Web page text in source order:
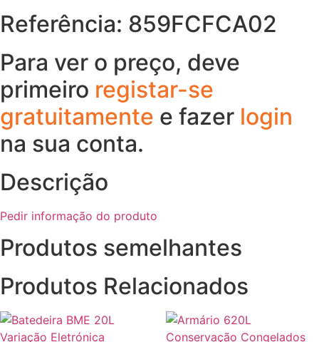
Referência: 859FCFCA02
Para ver o preço, deve
primeiro registar-se
gratuitamente e fazer login
na sua conta.
Descrição
Pedir informação do produto
Produtos semelhantes
Produtos Relacionados